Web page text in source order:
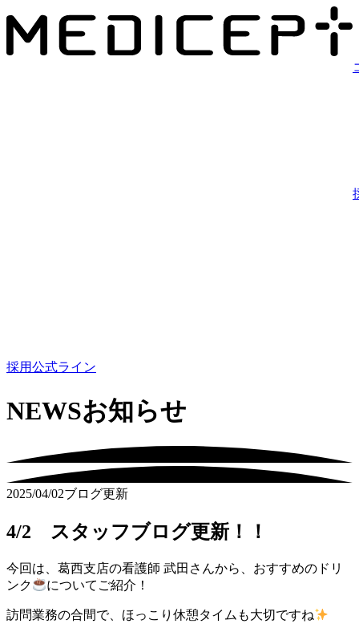
採用公式ライン
NEWSお知らせ
2025/04/02ブログ更新
4/2 スタッフブログ更新！！
今回は、葛西支店の看護師 武田さんから、おすすめのドリ
ンク
についてご紹介！
訪問業務の合間で、ほっこり休憩タイムも大切ですね